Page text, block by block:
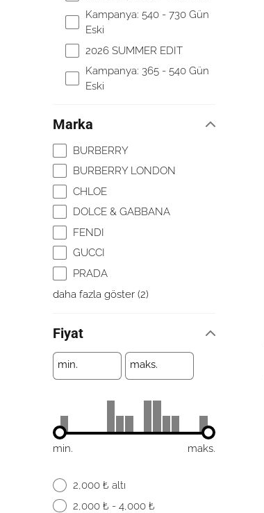
Kampanya: 540 - 730 Gün
Eski
2026 SUMMER EDIT
Kampanya: 365 - 540 Gün
Eski
Marka
BURBERRY
BURBERRY LONDON
CHLOE
DOLCE & GABBANA
FENDI
GUCCI
PRADA
daha fazla göster (2)
Fiyat
min. maks.
min. maks.
2,000 ₺ altı
2,000 ₺ - 4,000 ₺